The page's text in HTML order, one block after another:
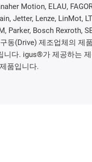
Motion, ELAU,
Jetter, Lenze, LinMot,
Parker, Bosch Rexroth,
동(Drive) 제조업체의 제
니다. igus®가 제공하는
품입니다.